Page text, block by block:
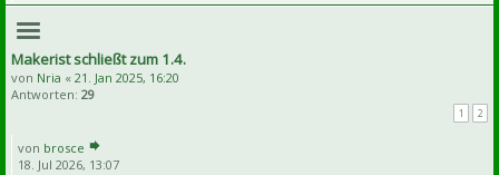
Makerist schließt zum 1.4.
von Nria « 21. Jan 2025, 16:20
Antworten: 29
1 2
von brosce
18. Jul 2026, 13:07